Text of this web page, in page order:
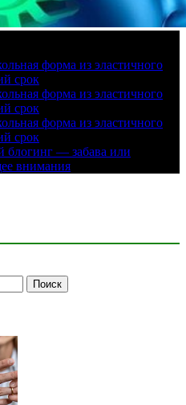
форма из эластичного
срок
форма из эластичного
срок
форма из эластичного
срок
блогинг — забава или
внимания